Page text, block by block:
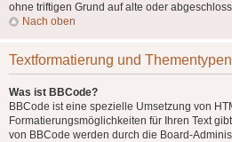
ohne triftigen Grund auf alte oder
Nach oben
Textformatierung und Thementypen
Was ist BBCode?
BBCode ist eine spezielle Umsetzung von
Formatierungsmöglichkeiten für Ihren Text
von BBCode werden durch die Board-